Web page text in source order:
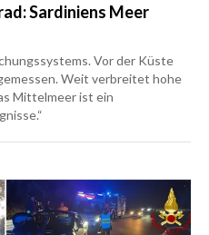
Sardiniens Meer
Vor der Küste
Weit verbreitet hohe
Mittelmeer ist ein